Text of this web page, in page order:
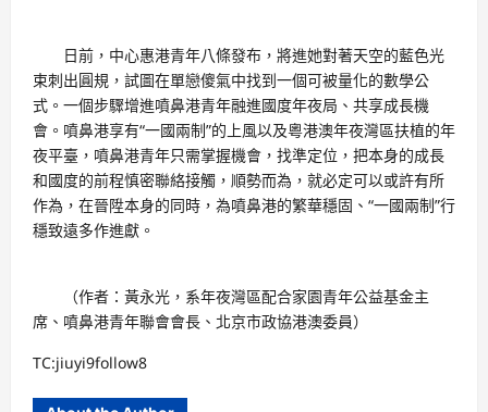
日前，中心惠港青年八條發布，將進她對著天空的藍色光
束刺出圓規，試圖在單戀傻氣中找到一個可被量化的數學公
式。一個步驟增進噴鼻港青年融進國度年夜局、共享成長機
會。噴鼻港享有“一國兩制”的上風以及粵港澳年夜灣區扶植的年
夜平臺，噴鼻港青年只需掌握機會，找準定位，把本身的成長
和國度的前程慎密聯絡接觸，順勢而為，就必定可以或許有所
作為，在晉陞本身的同時，為噴鼻港的繁華穩固、“一國兩制”行
穩致遠多作進獻。
（作者：黃永光，系年夜灣區配合家園青年公益基金主
席、噴鼻港青年聯會會長、北京市政協港澳委員）
TC:jiuyi9follow8